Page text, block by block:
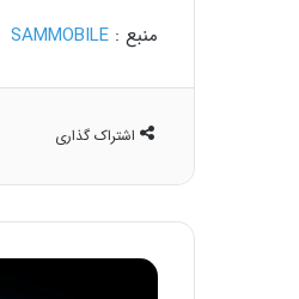
منبع : SAMMOBILE
اشتراک گذاری